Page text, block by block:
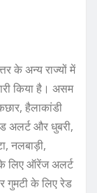
के अन्य राज्यों में
किया है। असम
हैलाकांडी
अलर्ट और धुबरी,
नलबाड़ी,
के लिए ऑरेंज अलर्ट
गुमटी के लिए रेड